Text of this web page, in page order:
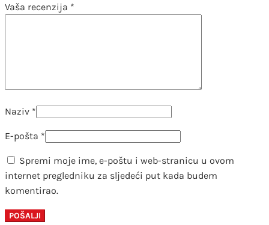
Vaša recenzija *
Naziv *
E-pošta *
Spremi moje ime, e-poštu i web-stranicu u ovom
internet pregledniku za sljedeći put kada budem
komentirao.